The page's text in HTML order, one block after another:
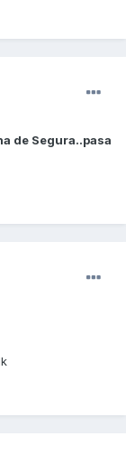
de Segura..pasa